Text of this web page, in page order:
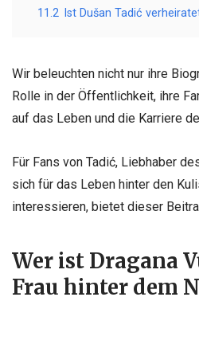
11.2 Ist Dušan Tadić
Wir beleuchten nicht nur ihre
Rolle in der Öffentlichkeit, ihre
auf das Leben und die Karriere
Für Fans von Tadić, Liebhaber
sich für das Leben hinter den
interessieren, bietet dieser
Wer ist Dragana
Frau hinter dem